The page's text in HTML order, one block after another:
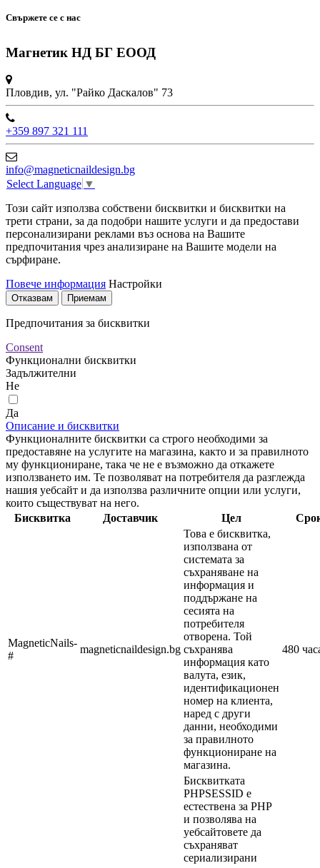
Свържете се с нас
Магнетик НД БГ ЕООД
Пловдив, ул. "Райко Даскалов" 73
+359 897 321 111
info@magneticnaildesign.bg
Select Language ▼
Този сайт използва собствени бисквитки и бисквитки на
трети страни, за да подобри нашите услуги и да предостави
персонализирани реклами въз основа на Вашите
предпочитания чрез анализиране на Вашите модели на
сърфиране.
Повече информация Настройки
Отказвам Приемам
Предпочитания за бисквитки
Consent
Функционални бисквитки
Задължителни
Не
Да
Описание и бисквитки
Функционалните бисквитки са строго необходими за
предоставяне на услугите на магазина, както и за правилното
му функциониране, така че не е възможно да откажете
използването им. Те позволяват на потребителя да разглежда
нашия уебсайт и да използва различните опции или услуги,
които съществуват на него.
Бисквитка
Доставчик Цел
MagneticNails-
#
magneticnaildesign.bg
Това е бисквитка,
използвана от
системата за
съхраняване на
информация и
поддържане на
сесията на
потребителя
отворена. Той
съхранява
информация като
валута, език,
идентификационен
номер на клиента,
наред с други
данни, необходими
за правилното
функциониране на
магазина.
480
Бисквитката
PHPSESSID е
естествена за PHP
и позволява на
уебсайтовете да
съхраняват
сериализирани